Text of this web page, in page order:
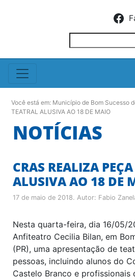
Você está em: Município de Bom Sucesso
TEATRAL ALUSIVA AO 18 DE MAIO
NOTÍCIAS
CRAS REALIZA
ALUSIVA AO 18 DE
17 de maio de 2018. Autor: Fabio
Nesta quarta-feira, dia 16/05/
Anfiteatro Cecilia Bilan, em
(PR), uma apresentação de
pessoas, incluindo alunos do
Castelo Branco e profissionais